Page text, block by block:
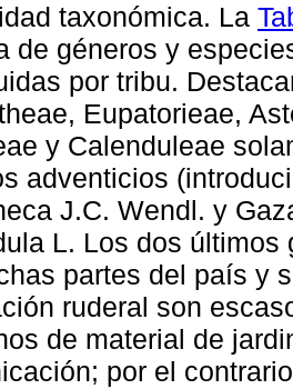
taxonómica. La
de géneros y
por tribu.
Eupatorieae,
y Calenduleae
adventicios
J.C. Wendl. y
L. Los dos
partes del país y
ruderal son
de material de
por el